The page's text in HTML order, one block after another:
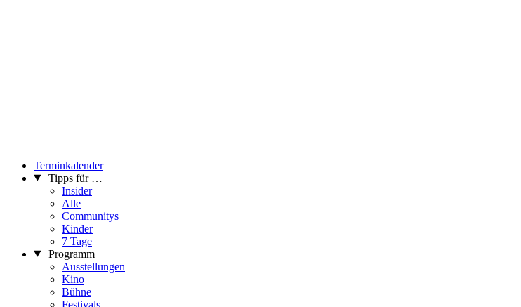
Terminkalender
Tipps für …
Insider
Alle
Communitys
Kinder
7 Tage
Programm
Ausstellungen
Kino
Bühne
Festivals